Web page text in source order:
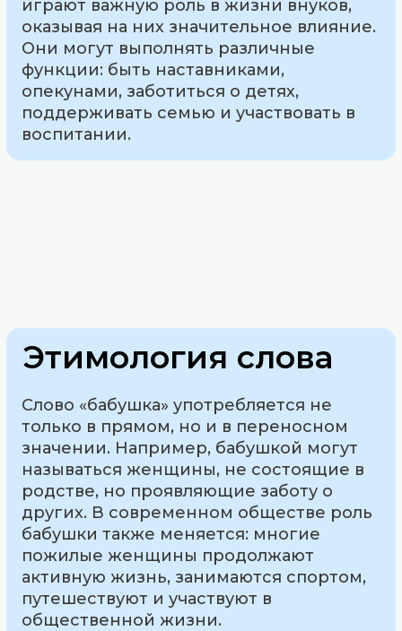
играют важную роль в жизни внуков,
оказывая на них значительное влияние.
Они могут выполнять различные
функции: быть наставниками,
опекунами, заботиться о детях,
поддерживать семью и участвовать в
воспитании.
Этимология слова
Слово «бабушка» употребляется не
только в прямом, но и в переносном
значении. Например, бабушкой могут
называться женщины, не состоящие в
родстве, но проявляющие заботу о
других. В современном обществе роль
бабушки также меняется: многие
пожилые женщины продолжают
активную жизнь, занимаются спортом,
путешествуют и участвуют в
общественной жизни.